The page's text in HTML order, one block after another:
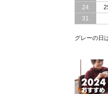
2023/12/
24
31
グレーの日